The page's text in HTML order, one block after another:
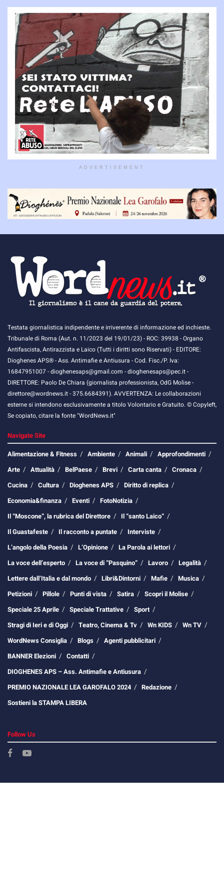
ADVERTISEMENT
Testata giornalistica indipendente e irriverente di informazione ed inchieste.
Tribunale di Roma (Aut. n. 11/2023 del 19/01/23) - ROC: 39938 - Organo
Antifascista, Antirazzista e Laico (Tutti i diritti sono Riservati) - EDITORE:
Dioghenes APS® - Ass. Antimafie e Antiusura - Cod. Fisc./P. Iva:
16847951007 - dioghenesaps@gmail.com - dioghenesaps@pec.it - ​​
DIRETTORE: Paolo De Chiara (giornalista professionista, OdG Molise -
direttore@wordnews.it - ​​375.6684391). AVVERTENZA: Le collaborazioni
esterne si intendono esclusivamente a titolo Volontario e Gratuito. © Copyleft,
Se copiato, citare la fonte "WordNews.it"
Navigate Site
Alimentazione & Fitness
Ambiente Animali
Approfondimenti
Arte
Attualità BelPaese Brevi Carta canta
Cronaca
Cucina
Cultura Dioghenes APS
Diritto di replica
Economia&finanza
Eventi
FotoNotizia
Il “Moscone”, la rubrica del Direttore
Il “santo Laico”
Il Guastafeste
Il racconto a puntate
Interviste
L’angolo della Poesia
L’Opinione
La Parola ai lettori
La voce dell’esperto
La voce di “Pasquino” Lavoro
Legalità
Lettere dall’Italia e dal mondo
Libri&Dintorni Mafie
Musica
Petizioni
Pillole Punti di vista Satira
Scopri il Molise
Speciale 25 Aprile
Speciale Trattative
Sport
Stragi di Ieri e di Oggi
Teatro, Cinema & Tv Wn KIDS
Wn TV
WordNews Consiglia
Blogs
Agenti pubblicitari
BANNER Elezioni
Contatti
DIOGHENES APS – Ass. Antimafie e Antiusura
PREMIO NAZIONALE LEA GAROFALO 2024
Redazione
Sostieni la STAMPA LIBERA
Follow Us